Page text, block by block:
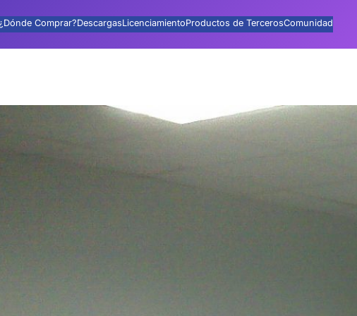
Comprar?DescargasLicenciamientoProductos de TercerosComunidad